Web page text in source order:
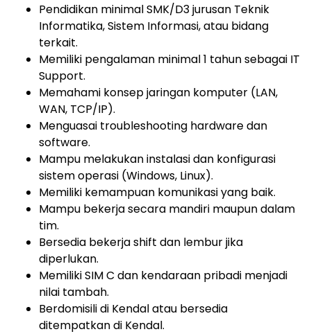
Pendidikan minimal SMK/D3 jurusan Teknik
Informatika, Sistem Informasi, atau bidang
terkait.
Memiliki pengalaman minimal 1 tahun sebagai IT
Support.
Memahami konsep jaringan komputer (LAN,
WAN, TCP/IP).
Menguasai troubleshooting hardware dan
software.
Mampu melakukan instalasi dan konfigurasi
sistem operasi (Windows, Linux).
Memiliki kemampuan komunikasi yang baik.
Mampu bekerja secara mandiri maupun dalam
tim.
Bersedia bekerja shift dan lembur jika
diperlukan.
Memiliki SIM C dan kendaraan pribadi menjadi
nilai tambah.
Berdomisili di Kendal atau bersedia
ditempatkan di Kendal.